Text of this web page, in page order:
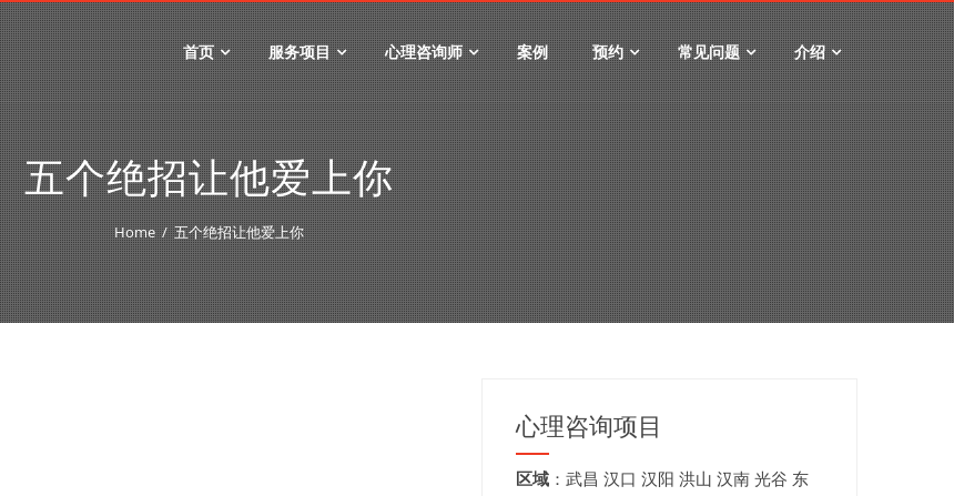
首页 服务项目 心理咨询师 案例 预约 常见问题 介绍
五个绝招让他爱上你
Home 五个绝招让他爱上你
心理咨询项目
区域： 武昌 汉口 汉阳 洪山 汉南 光谷 东